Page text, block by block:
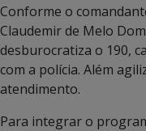
Conforme o
Claudemir de Melo
desburocratiza o 190,
com a polícia. Além
atendimento.
Para integrar o